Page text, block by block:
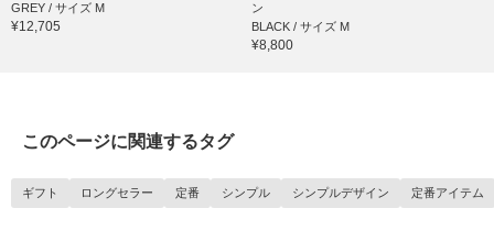
GREY / サイズ M
¥12,705
ン
BLACK / サイズ M
¥8,800
このページに関連するタグ
ギフト ロングセラー 定番 シンプル シンプルデザイン 定番アイテム